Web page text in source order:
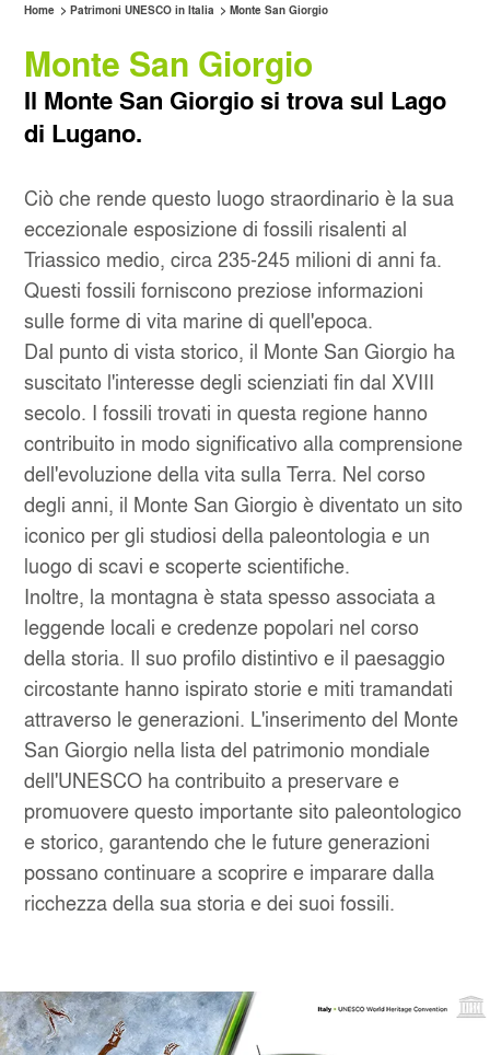
SERVIZIO CLIENTI
SERVIZI INCLUSI
NOLEGGIO MENSILE
CAGLIARI AEROPORTO
CATANIA AEROPORTO
MILANO STAZIONE CENTRALE
NAPOLI CAPODICHINO
OLBIA
SANT'ANTIMO
Home > Patrimoni UNESCO in Italia > Monte San Giorgio
Monte San Giorgio
Il Monte San Giorgio si trova sul Lago
di Lugano.
Ciò che rende questo luogo straordinario è la sua
eccezionale esposizione di fossili risalenti al
Triassico medio, circa 235-245 milioni di anni fa.
Questi fossili forniscono preziose informazioni
sulle forme di vita marine di quell'epoca.
Dal punto di vista storico, il Monte San Giorgio ha
suscitato l'interesse degli scienziati fin dal XVIII
secolo. I fossili trovati in questa regione hanno
contribuito in modo significativo alla comprensione
dell'evoluzione della vita sulla Terra. Nel corso
degli anni, il Monte San Giorgio è diventato un sito
iconico per gli studiosi della paleontologia e un
luogo di scavi e scoperte scientifiche.
Inoltre, la montagna è stata spesso associata a
leggende locali e credenze popolari nel corso
della storia. Il suo profilo distintivo e il paesaggio
circostante hanno ispirato storie e miti tramandati
attraverso le generazioni. L'inserimento del Monte
San Giorgio nella lista del patrimonio mondiale
dell'UNESCO ha contribuito a preservare e
promuovere questo importante sito paleontologico
e storico, garantendo che le future generazioni
possano continuare a scoprire e imparare dalla
ricchezza della sua storia e dei suoi fossili.